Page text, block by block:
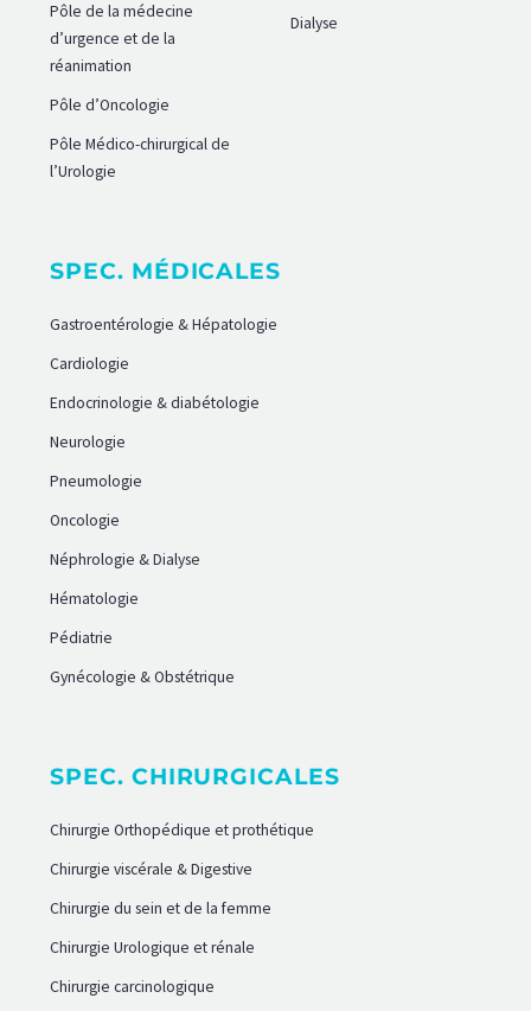
Pôle de la médecine
d’urgence et de la
réanimation
Pôle d’Oncologie
Pôle Médico-chirurgical de
l’Urologie
Dialyse
SPEC. MÉDICALES
Gastroentérologie & Hépatologie
Cardiologie
Endocrinologie & diabétologie
Neurologie
Pneumologie
Oncologie
Néphrologie & Dialyse
Hématologie
Pédiatrie
Gynécologie & Obstétrique
SPEC. CHIRURGICALES
Chirurgie Orthopédique et prothétique
Chirurgie viscérale & Digestive
Chirurgie du sein et de la femme
Chirurgie Urologique et rénale
Chirurgie carcinologique